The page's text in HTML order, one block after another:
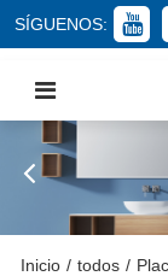
SÍGUENOS:
Inicio / todos /